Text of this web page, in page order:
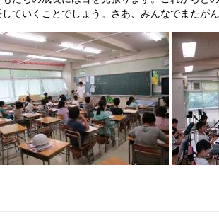
していくことでしょう。さあ、みんなでまたが